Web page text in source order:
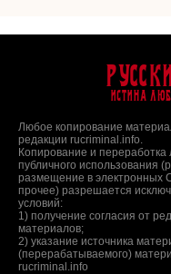
Истина
Любое копирование
редакции rucriminal.info.
Копирование и
публичного использования
размещение в электронных
прочее) разрешается
условий:
1) получение согласия от
материалов;
2) указание источника
(перерабатываемого)
rucriminal.info